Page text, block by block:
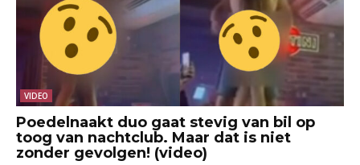
VIDEO
Poedelnaakt duo gaat stevig van bil op
toog van nachtclub. Maar dat is niet
zonder gevolgen! (video)